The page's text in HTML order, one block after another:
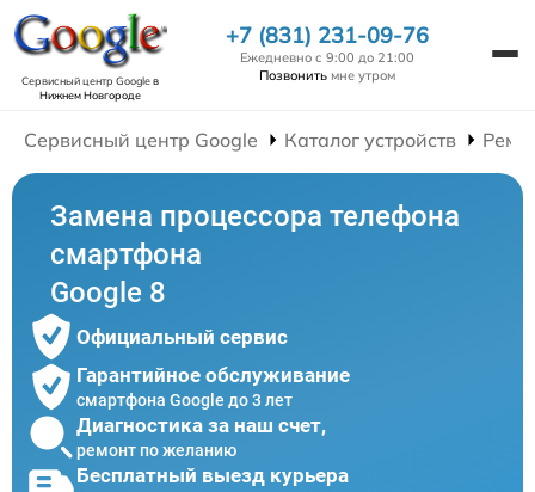
Сервисный центр Googleв
Нижнем Новгороде
+7 (831) 231-09-76
Ежедневно с 9:00 до 21:00
Позвонить мне утром
Сервисный центр Google Каталог устройств
Замена процессора телефона
смартфона
Google 8
Официальный сервис
Гарантийное обслуживание
смартфона Google до 3 лет
Диагностика за наш счет,
ремонт по желанию
Бесплатный выезд курьера